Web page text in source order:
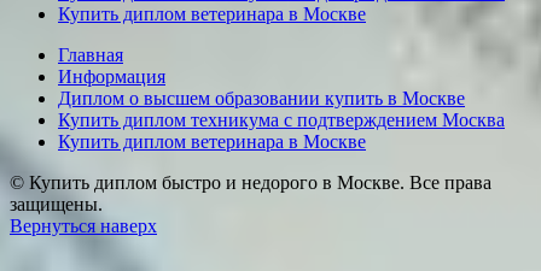
Купить диплом ветеринара в Москве
Главная
Информация
Диплом о высшем образовании купить в Москве
Купить диплом техникума с подтверждением Москва
Купить диплом ветеринара в Москве
© Купить диплом быстро и недорого в Москве. Все права
защищены.
Вернуться наверх